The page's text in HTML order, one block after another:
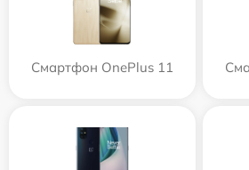
Смартфон OnePlus 11